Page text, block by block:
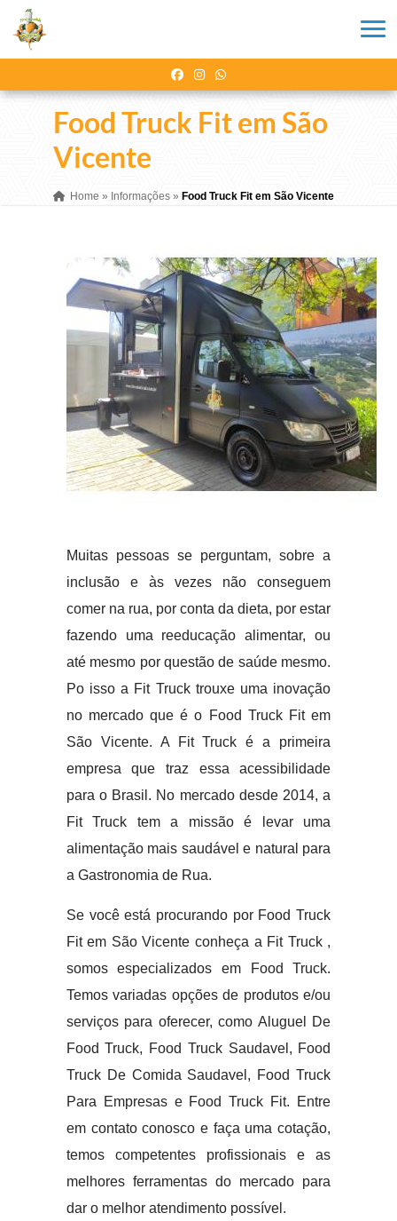
Food Truck Fit em São
Vicente
Home » Informações » Food Truck Fit em São Vicente
Muitas pessoas se perguntam, sobre a
inclusão e às vezes não conseguem
comer na rua, por conta da dieta, por estar
fazendo uma reeducação alimentar, ou
até mesmo por questão de saúde mesmo.
Po isso a Fit Truck trouxe uma inovação
no mercado que é o Food Truck Fit em
São Vicente. A Fit Truck é a primeira
empresa que traz essa acessibilidade
para o Brasil. No mercado desde 2014, a
Fit Truck tem a missão é levar uma
alimentação mais saudável e natural para
a Gastronomia de Rua.
Se você está procurando por Food Truck
Fit em São Vicente conheça a Fit Truck ,
somos especializados em Food Truck.
Temos variadas opções de produtos e/ou
serviços para oferecer, como Aluguel De
Food Truck, Food Truck Saudavel, Food
Truck De Comida Saudavel, Food Truck
Para Empresas e Food Truck Fit. Entre
em contato conosco e faça uma cotação,
temos competentes profissionais e as
melhores ferramentas do mercado para
dar o melhor atendimento possível.